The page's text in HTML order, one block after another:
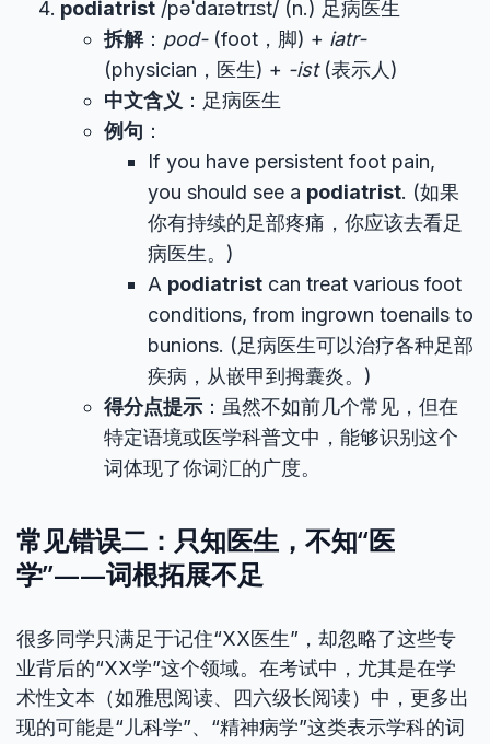
podiatrist /pəˈdaɪətrɪst/ (n.) 足病医生
拆解： pod-(foot，脚) + iatr-
(physician，医生) + -ist(表示人)
中文含义 ：足病医生
例句 ：
If you have persistent foot pain,
you should see a podiatrist. (如果
你有持续的足部疼痛，你应该去看足
病医生。)
A podiatrist can treat various foot
conditions, from ingrown toenails to
bunions. (足病医生可以治疗各种足部
疾病，从嵌甲到拇囊炎。)
得分点提示 ：虽然不如前几个常见，但在
特定语境或医学科普文中，能够识别这个
词体现了你词汇的广度。
常见错误二：只知医生，不知“医
学”——词根拓展不足
很多同学只满足于记住“XX医生”，却忽略了这些专
业背后的“XX学”这个领域。在考试中，尤其是在学
术性文本（如雅思阅读、四六级长阅读）中，更多出
现的可能是“儿科学”、“精神病学”这类表示学科的词